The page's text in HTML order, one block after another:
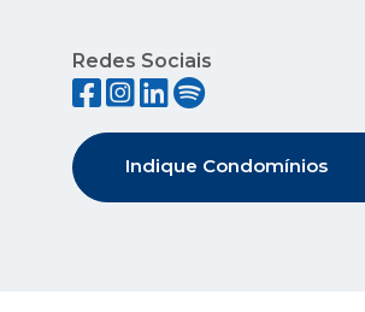
Redes Sociais
Indique Condomínios